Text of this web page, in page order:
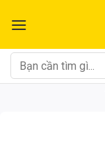
qua
dung
Tìm
kiếm: